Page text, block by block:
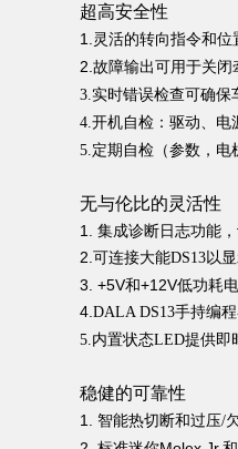
超高安全性
1 灵活的转向指令和位
2. 故障输出可⽤于关闭
3.实时错误检查可确保
4.开机⾃检：驱动、电
5.定期⾃检（参数，电
无与伦比的灵活性
1. 集成诊断⽇志功能，
2. 可连接⼤能DS13以
3. +5V和+12V低功耗
4. DALA DS13⼿持编
5.内置状态LED提供即
稳健的可靠性
1. 智能热切断和过压/